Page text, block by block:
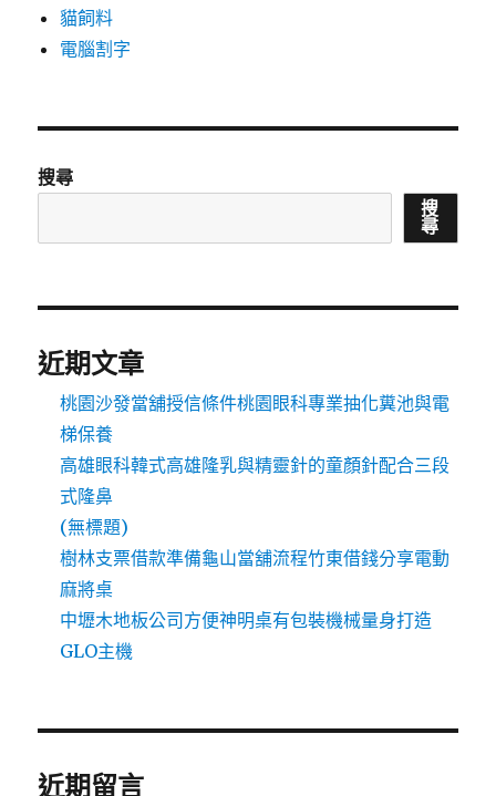
貓飼料
電腦割字
搜尋
搜
尋
近期文章
桃園沙發當舖授信條件桃園眼科專業抽化糞池與電
梯保養
高雄眼科韓式高雄隆乳與精靈針的童顏針配合三段
式隆鼻
(無標題)
樹林支票借款準備龜山當舖流程竹東借錢分享電動
麻將桌
中壢木地板公司方便神明桌有包裝機械量身打造
GLO主機
近期留言